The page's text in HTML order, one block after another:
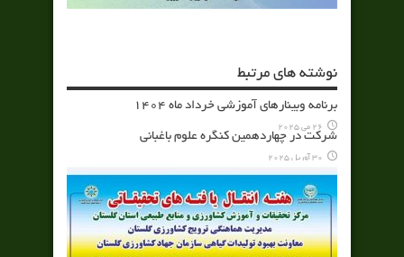
نوشته های مرتبط
برنامه وبینارهای آموزشی خرداد ماه 1404
26 می 2025
شرکت در چهاردهمین کنگره علوم باغبانی
30 آوریل 2025